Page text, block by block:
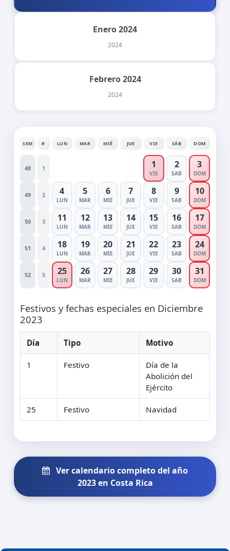
Enero 2024
2024
Febrero 2024
2024
SEM # LUN MAR MIÉ JUE VIE SÁB DOM
48 1 1
VIE
2
SAB
3
DOM
49 2 4
LUN
5
MAR
6
MIE
7
JUE
8
VIE
9
SAB
10
DOM
50 3 11
LUN
12
MAR
13
MIE
14
JUE
15
VIE
16
SAB
17
DOM
51 4 18
LUN
19
MAR
20
MIE
21
JUE
22
VIE
23
SAB
24
DOM
52 5 25
LUN
26
MAR
27
MIE
28
JUE
29
VIE
30
SAB
31
DOM
Festivos y fechas especiales en Diciembre
2023
Día Tipo Motivo
1 Festivo
Día de la
Abolición del
Ejército
25 Festivo Navidad
Ver calendario completo del año
2023 en Costa Rica